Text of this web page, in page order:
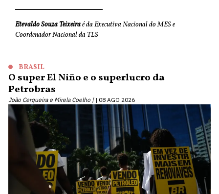
Etevaldo Souza Teixeiraé da Executiva Nacional do MES e
Coordenador Nacional da TLS
BRASIL
O super El Niño e o superlucro da
Petrobras
João Cerqueira e Mirela Coelho | 08 AGO 2026